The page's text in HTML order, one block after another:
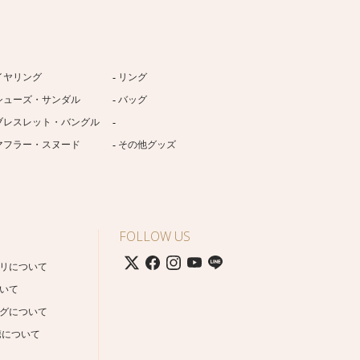
ヤリング
リング
ューズ・サンダル
バッグ
レスレット・バングル
フラー・スヌード
その他グッズ
について
て
について
ついて
FOLLOW US